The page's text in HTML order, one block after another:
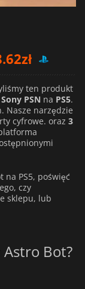
zł
ten produkt
Sony PSN na PS5.
Nasze narzędzie
cyfrowe. oraz 3
na PS5, poświęć
czy
sklepu, lub
Astro Bot?